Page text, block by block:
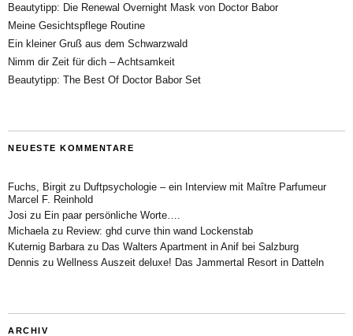
Beautytipp: Die Renewal Overnight Mask von Doctor Babor
Meine Gesichtspflege Routine
Ein kleiner Gruß aus dem Schwarzwald
Nimm dir Zeit für dich – Achtsamkeit
Beautytipp: The Best Of Doctor Babor Set
NEUESTE KOMMENTARE
Fuchs, Birgit zu Duftpsychologie – ein Interview mit Maître Parfumeur
Marcel F. Reinhold
Josi zu Ein paar persönliche Worte….
Michaela zu Review: ghd curve thin wand Lockenstab
Kuternig Barbara zu Das Walters Apartment in Anif bei Salzburg
Dennis zu Wellness Auszeit deluxe! Das Jammertal Resort in Datteln
ARCHIV